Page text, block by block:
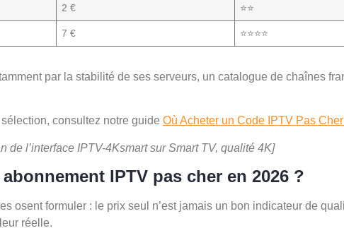
2 € ⭐⭐
7 € ⭐⭐⭐⭐
par la stabilité de ses serveurs, un catalogue de chaînes
consultez notre guide Où Acheter un Code IPTV Pas
de l’interface IPTV-4Ksmart sur Smart TV, qualité 4K]
IPTV pas cher en 2026 ?
osent formuler : le prix seul n’est jamais un bon indicateur de
réelle.